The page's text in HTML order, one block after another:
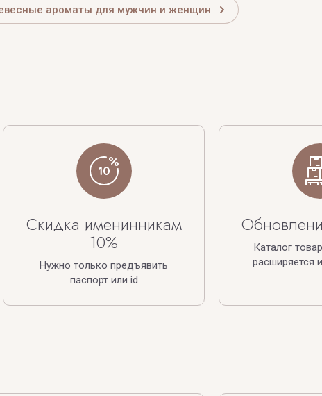
ароматы для мужчин и женщин
Скидка именинникам
10%
Нужно только предъявить
паспорт или id
Каталог
расширяется